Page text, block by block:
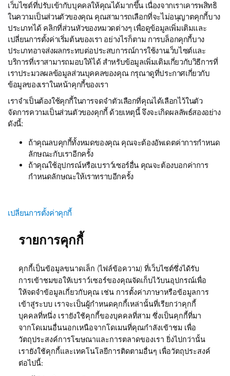
เว็บไซต์ที่ปรับเข้ากับบุคคลให้คุณได้มากขึ้น เนื่องจากเราเคารพสิทธิ
ในความเป็นส่วนตัวของคุณ คุณสามารถเลือกที่จะไม่อนุญาตคุกกี้บาง
ประเภทได้ คลิกที่ส่วนหัวของหมวดต่างๆ เพื่อดูข้อมูลเพิ่มเติมและ
เปลี่ยนการตั้งค่าเริ่มต้นของเรา อย่างไรก็ตาม การบล็อกคุกกี้บาง
ประเภทอาจส่งผลกระทบต่อประสบการณ์การใช้งานเว็บไซต์และ
บริการที่เราสามารถมอบให้ได้ สำหรับข้อมูลเพิ่มเติมเกี่ยวกับวิธีการที่
เราประมวลผลข้อมูลส่วนบุคคลของคุณ กรุณาดูที่ประกาศเกี่ยวกับ
ข้อมูลของเราในหน้าคุกกี้ของเรา
เราจำเป็นต้องใช้คุกกี้ในการจดจำตัวเลือกที่คุณได้เลือกไว้ในตัว
จัดการความเป็นส่วนตัวของคุกกี้ ด้วยเหตุนี้ จึงจะเกิดผลลัพธ์สองอย่าง
ดังนี้:
ถ้าคุณลบคุกกี้ทั้งหมดของคุณ คุณจะต้องอัพเดตค่าการกำหนด
ลักษณะกับเราอีกครั้ง
ถ้าคุณใช้อุปกรณ์หรือเบราว์เซอร์อื่น คุณจะต้องบอกค่าการ
กำหนดลักษณะให้เราทราบอีกครั้ง
เปลี่ยนการตั้งค่าคุกกี้
รายการคุกกี้
คุกกี้เป็นข้อมูลขนาดเล็ก (ไฟล์ข้อความ) ที่เว็บไซต์ซึ่งได้รับ
การเข้าชมขอให้เบราว์เซอร์ของคุณจัดเก็บไว้บนอุปกรณ์เพื่อ
ให้จดจำข้อมูลเกี่ยวกับคุณ เช่น การตั้งค่าภาษาหรือข้อมูลการ
เข้าสู่ระบบ เราจะเป็นผู้กำหนดคุกกี้เหล่านั้นที่เรียกว่าคุกกี้
บุคคลที่หนึ่ง เรายังใช้คุกกี้ของบุคคลที่สาม ซึ่งเป็นคุกกี้ที่มา
จากโดเมนอื่นนอกเหนือจากโดเมนที่คุณกำลังเข้าชม เพื่อ
วัตถุประสงค์การโฆษณาและการตลาดของเรา ยิ่งไปกว่านั้น
เรายังใช้คุกกี้และเทคโนโลยีการติดตามอื่นๆ เพื่อวัตถุประสงค์
ต่อไปนี้: